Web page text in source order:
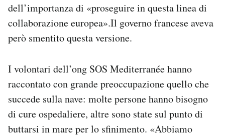
dell’importanza di «proseguire in questa linea di
collaborazione europea».Il governo francese aveva
però smentito questa versione.
I volontari dell’ong SOS Mediterranée hanno
raccontato con grande preoccupazione quello che
succede sulla nave: molte persone hanno bisogno
di cure ospedaliere, altre sono state sul punto di
buttarsi in mare per lo sfinimento. «Abbiamo